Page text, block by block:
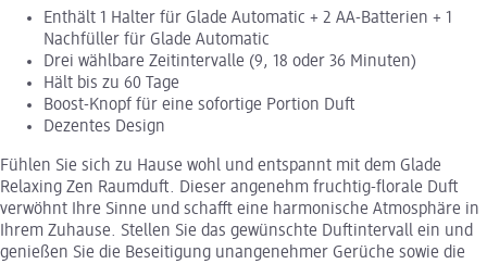
Enthält 1 Halter für Glade Automatic + 2 AA-Batterien + 1
Nachfüller für Glade Automatic
Drei wählbare Zeitintervalle (9, 18 oder 36 Minuten)
Hält bis zu 60 Tage
Boost-Knopf für eine sofortige Portion Duft
Dezentes Design
Fühlen Sie sich zu Hause wohl und entspannt mit dem Glade
Relaxing Zen Raumduft. Dieser angenehm fruchtig-florale Duft
verwöhnt Ihre Sinne und schafft eine harmonische Atmosphäre in
Ihrem Zuhause. Stellen Sie das gewünschte Duftintervall ein und
genießen Sie die Beseitigung unangenehmer Gerüche sowie die